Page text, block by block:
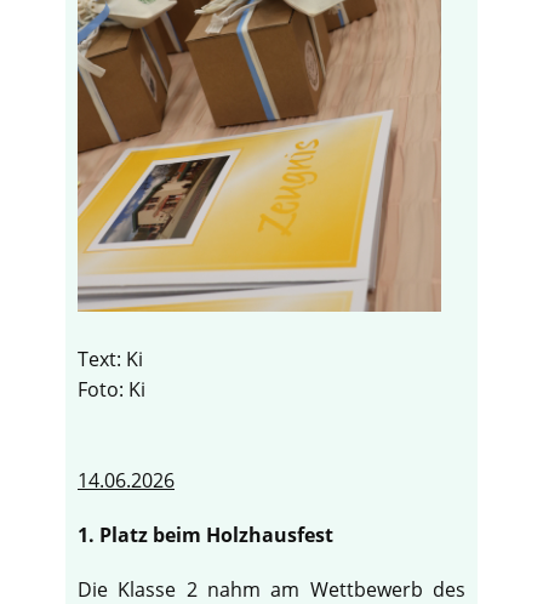
Text: Ki
Foto: Ki
14.06.2026
1. Platz beim Holzhausfest
Die Klasse 2 nahm am Wettbewerb des